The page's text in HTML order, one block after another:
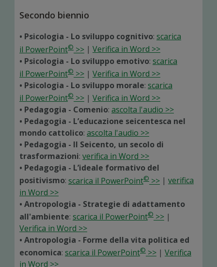
Secondo biennio
• Psicologia - Lo sviluppo cognitivo: scarica
il PowerPoint© >> | Verifica in Word >>
• Psicologia - Lo sviluppo emotivo: scarica
il PowerPoint© >> | Verifica in Word >>
• Psicologia - Lo sviluppo morale: scarica
il PowerPoint© >> | Verifica in Word >>
• Pedagogia - Comenio: ascolta l'audio >>
• Pedagogia - L’educazione seicentesca nel
mondo cattolico: ascolta l'audio >>
• Pedagogia - Il Seicento, un secolo di
trasformazioni: verifica in Word >>
• Pedagogia - L’ideale formativo del
positivismo: scarica il PowerPoint© >> | verifica
in Word >>
• Antropologia - Strategie di adattamento
all'ambiente: scarica il PowerPoint© >> |
Verifica in Word >>
• Antropologia - Forme della vita politica ed
economica: scarica il PowerPoint© >> | Verifica
in Word >>